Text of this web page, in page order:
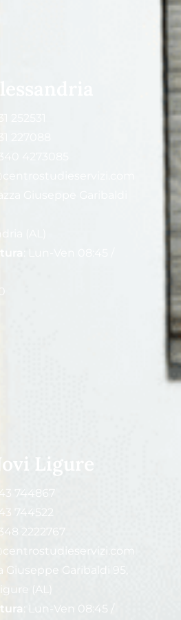
252531
227088
Giuseppe Garibaldi
(AL)
Ligure
744867
744522
: 348 2222767
Giuseppe Garibaldi 95,
(AL)
: Lun-Ven 08:45 /